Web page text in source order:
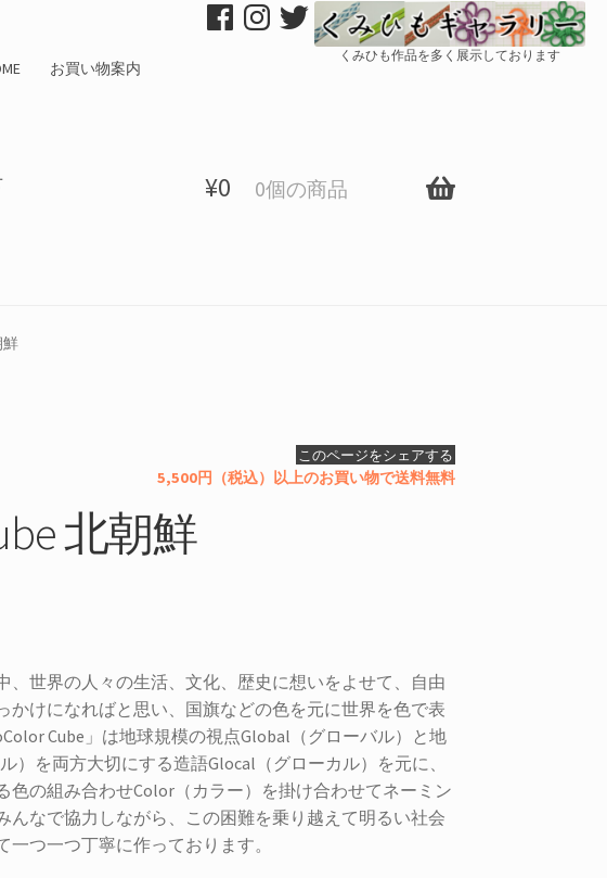
お買い物案内
¥0 0個の商品
くみひも作品を多く展示しております
鮮
このページをシェアする
5,500円（税込）以上のお買い物で送料無料
北朝鮮
、世界の人々の生活、文化、歴史に想いをよせて、自由
かけになればと思い、国旗などの色を元に世界を色で表
Cube」は地球規模の視点Global（グローバル）と地
）を両方大切にする造語Glocal（グローカル）を元に、
色の組み合わせColor（カラー）を掛け合わせてネーミン
んなで協力しながら、この困難を乗り越えて明るい社会
つ一つ丁寧に作っております。